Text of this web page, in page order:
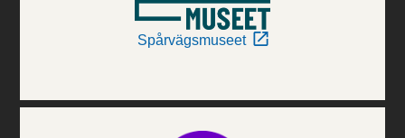
Spårvägsmuseet